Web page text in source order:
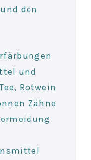
den
und
Rotwein
Zähne